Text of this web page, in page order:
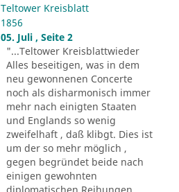
Teltower Kreisblatt
1856
05. Juli , Seite 2
"...Teltower Kreisblattwieder
Alles beseitigen, was in dem
neu gewonnenen Concerte
noch als disharmonisch immer
mehr nach einigten Staaten
und Englands so wenig
zweifelhaft , daß klibgt. Dies ist
um der so mehr möglich ,
gegen begründet beide nach
einigen gewohnten